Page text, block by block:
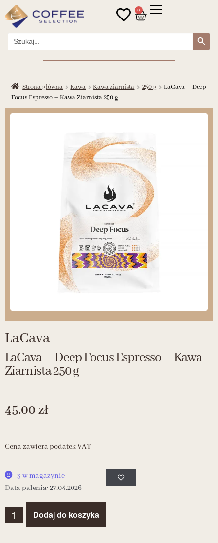
0
Search
for:
Search Button
Strona główna Kawa Kawa ziarnista 250 g
LaCava – Deep
Focus Espresso – Kawa Ziarnista 250 g
LaCava
LaCava – Deep Focus Espresso – Kawa
Ziarnista 250 g
45.00 zł
Cena zawiera podatek VAT
3 w magazynie
Data palenia: 27.04.2026
Dodaj do koszyka